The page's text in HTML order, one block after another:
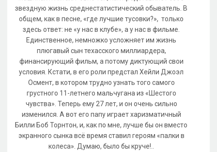
звездную жизнь среднестатистический обыватель. В
общем, как в песне, «где лучшие тусовки?», только
здесь ответ: не «у нас в клубе», а у нас в фильме.
Единственное, немножко усложняет им жизнь
плюгавый сын техасского миллиардера,
финансирующий фильм, а потому диктующий свои
условия. Кстати, в его роли предстал Хейли Джоэл
Осмент, в котором трудно узнать того самого
грустного 11-летнего мальчугана из «Шестого
чувства». Теперь ему 27 лет, и он очень сильно
изменился. А вот его папу играет харизматичный
Билли Боб Торнтон, и, как по мне, лучше бы он вместо
экранного сынка всё время ставил героям «палки в
колеса». Думаю, было бы круче!..